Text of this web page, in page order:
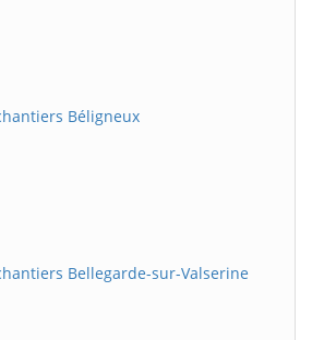
Béligneux
Bellegarde-sur-Valserine